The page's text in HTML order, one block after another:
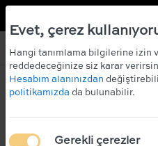
Evet, çerez
Hangi tanımlama bilgilerine izin
reddedeceğinize siz karar
Hesabım alanınızdan
politikamızda da bulunabilir.
Gerekli çerezler